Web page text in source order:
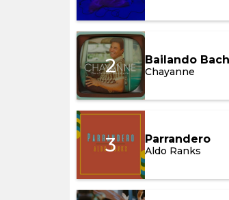
Bailarina
Abraham Mateo
2 Bailando
Chayanne
Bailando Bachata
3 Parrandero
Aldo Ranks
Parrandero